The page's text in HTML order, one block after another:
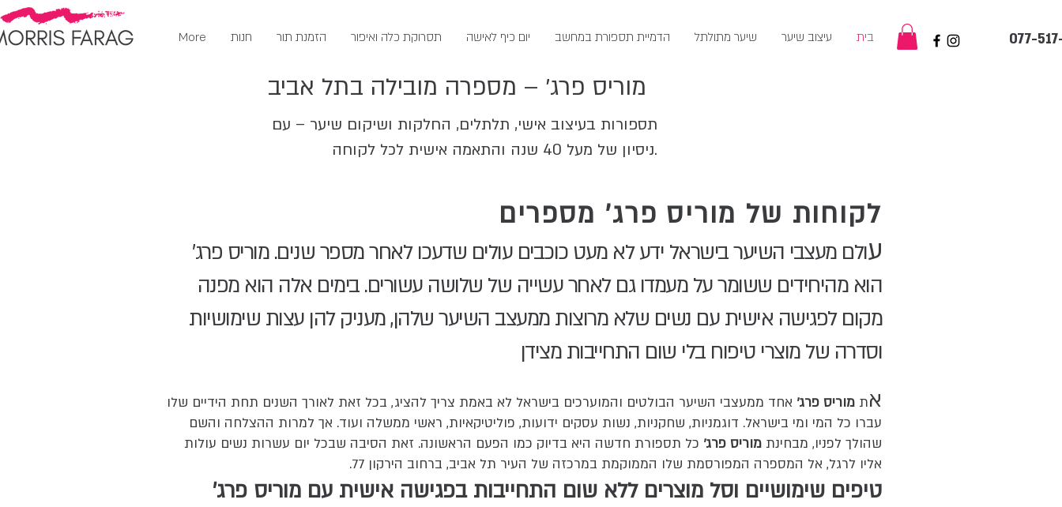
בית עיצוב שיער שיער מתולתל הדמיית תספורת במחשב יום כיף לאישה תסרוקת כלה ואיפור הזמנת תור חנות More 077-
מוריס פרג׳ – מספרה מובילה בתל אביב
תספורות בעיצוב אישי, תלתלים, החלקות ושיקום שיער – עם
ניסיון של מעל 40 שנה והתאמה אישית לכל לקוחה.
לקוחות של מוריס פרג' מספרים
עולם מעצבי השיער בישראל ידע לא מעט כוכבים עולים שדעכו לאחר מספר שנים. מוריס פרג'
הוא מהיחידים ששומר על מעמדו גם לאחר עשייה של שלושה עשורים. בימים אלה הוא מפנה
מקום לפגישה אישית עם נשים שלא מרוצות ממעצב השיער שלהן, מעניק להן עצות שימושיות
וסדרה שלמוצרי טיפוח בלי שום התחייבות מצידן
את מוריס פרג' אחד ממעצבי השיער הבולטים והמוערכים בישראל לא באמת צריך להציג, בכל זאת לאורך השנים תחת הידיים שלו
עברו כל המי ומי בישראל. דוגמניות, שחקניות, נשות עסקים ידועות, פוליטיקאיות, ראשי ממשלה ועוד. אך למרות ההצלחה והשם
שהולך לפניו, מבחינת מוריס פרג' כל תספורת חדשה היא בדיוק כמו הפעם הראשונה. זאת הסיבה שבכל יום עשרות נשים עולות
אליו לרגל, אל המספרה המפורסמת שלו הממוקמת במרכזה של העיר תל אביב, ברחוב הירקון 77.
טיפים שימושיים וסל מוצרים ללא שום התחייבות בפגישה אישית עם מוריס פרג'